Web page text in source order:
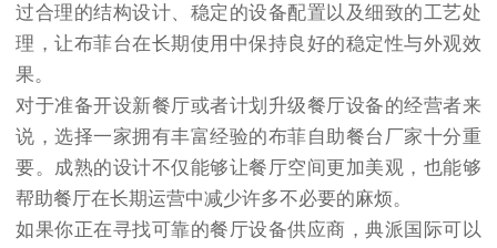
过合理的结构设计、稳定的设备配置以及细致的工艺处
理，让布菲台在长期使用中保持良好的稳定性与外观效
果。
对于准备开设新餐厅或者计划升级餐厅设备的经营者来
说，选择一家拥有丰富经验的布菲自助餐台厂家十分重
要。成熟的设计不仅能够让餐厅空间更加美观，也能够
帮助餐厅在长期运营中减少许多不必要的麻烦。
如果你正在寻找可靠的餐厅设备供应商，典派国际可以